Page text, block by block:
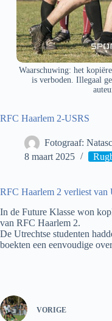
Waarschuwing: het
is verboden. Illegaal
RFC Haarlem 2-USRS
Fotograaf:
8 maart 2025
RFC Haarlem 2 verliest van
In de Future Klasse won
van RFC Haarlem 2.
De Utrechtse studenten
boekten een eenvoudige
VORIGE